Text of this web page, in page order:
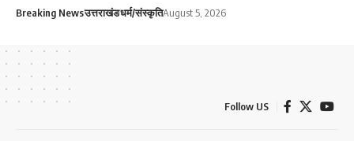
Breaking Newsउत्तराखंडधर्म/संस्कृतिAugust 5, 2026
Follow US